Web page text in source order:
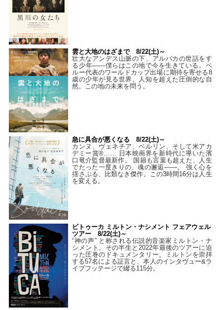
雲と大地のはざまで 8/22(土)～
壮大なアンデス山脈の下、アルパカの世話をす
る少年――僕らはこの地で今を生きている。ペ
ルー代表のワールドカップ出場に期待を寄せる8
歳の少年が見る世界。人知を超えた圧倒的な自
然。この地の未来を問う。
急に具合が悪くなる 8/22(土)～
カンヌ、ヴェネチア、ベルリン、そして米アカ
デミー賞®…… 日本映画界を新時代に導いた濱
口竜介監督最新作。 国籍も言葉も超えた、人生
でたった一度きりの、魂の邂逅――。 強く心を
揺さぶる、比類なき傑作。この3時間16分は人生
を変える。
ビトゥーカ ミルトン・ナシメント フェアウェル
ツアー 8/22(土)～
“神の声” と称される伝説的音楽家ミルトン・ナ
シメント、その半生と2022年最後のツアーに迫
った圧巻のドキュメンタリー。ミルトンを崇拝
する57名による証言と、本人のインタヴュー&ラ
イブフッテージで綴る115分。